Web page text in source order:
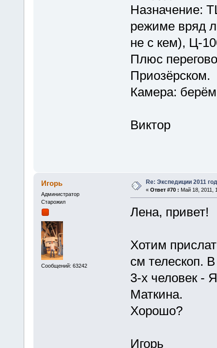
Назначение:
режиме вряд
не с кем), Ц-
Плюс
Приозёрском.
Камера:
Виктор
Игорь
Администратор
Старожил
Сообщений: 63242
Re: Экспедиции 2011
« Ответ #70 : Май 18, 2011,
Лена, привет!
Хотим
см телескоп.
3-х человек -
Маткина.
Хорошо?
Игорь